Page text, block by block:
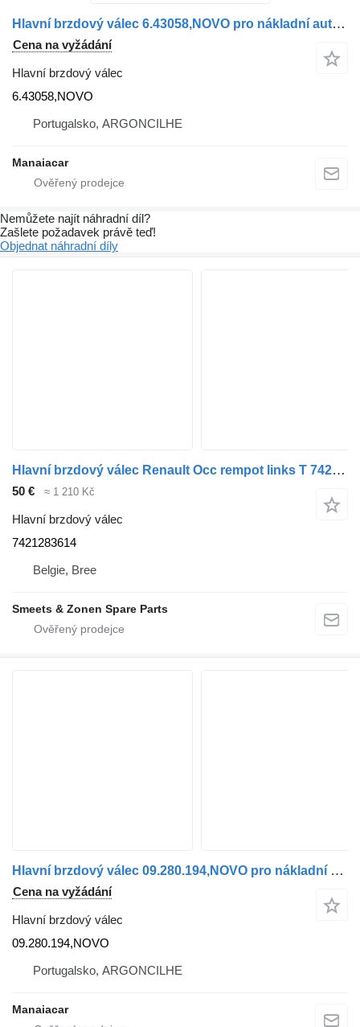
Hlavní brzdový válec 6.43058,NOVO pro nákladní auta Renault
Cena na vyžádání
Hlavní brzdový válec
6.43058,NOVO
Portugalsko, ARGONCILHE
Manaiacar
Nemůžete najít náhradní díl?
Zašlete požadavek právě teď!
Objednat náhradní díly
Hlavní brzdový válec Renault Occ rempot links T 7421283614 pro nákladní auta
50 € ≈ 1 210 Kč
Hlavní brzdový válec
7421283614
Belgie, Bree
Smeets & Zonen Spare Parts
Hlavní brzdový válec 09.280.194,NOVO pro nákladní auta Renault
Cena na vyžádání
Hlavní brzdový válec
09.280.194,NOVO
Portugalsko, ARGONCILHE
Manaiacar